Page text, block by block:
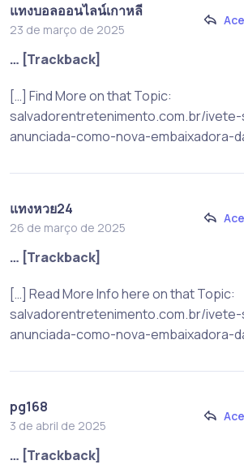
แทงบอลออนไลน์เกาหลี
23 de março de 2025
… [Trackback]
[…] Find More on that Topic:
salvadorentretenimento.com.br/
anunciada-como-nova-embaixadora-
แทงหวย24
26 de março de 2025
… [Trackback]
[…] Read More Info here on that Topic:
salvadorentretenimento.com.br/
anunciada-como-nova-embaixadora-
pg168
3 de abril de 2025
… [Trackback]